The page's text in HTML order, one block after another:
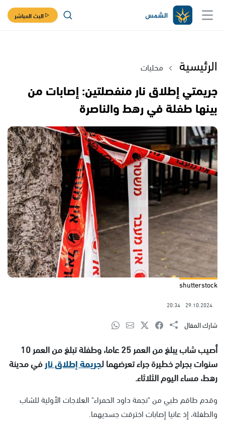
البث المباشر
الرئيسية محليات
جريمتي إطلاق نار منفصلتين: إصابات من
بينها طفلة في رهط والناصرة
shutterstock
29.10.2024
20:34
شارك المقال
أصيب شاب يبلغ من العمر 25 عاما، وطفلة تبلغ من العمر 10
سنوات بجراح خطيرة جراء تعرضهما لجريمة إطلاق نارفي مدينة
رهط، مساء اليوم الثلاثاء.
وقدم طاقم طبي من "نجمة داود الحمراء" العلاجات الأولية للشاب
والطفلة، إذ عانيا إصابات اخترقت جسديهما.